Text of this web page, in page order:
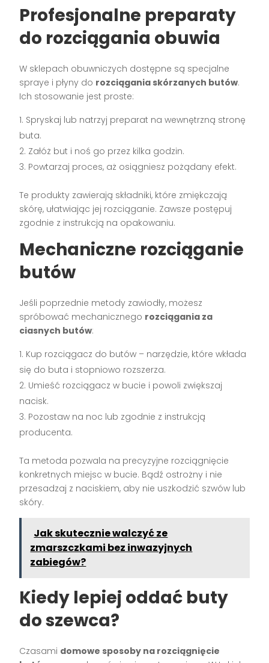
Profesjonalne preparaty
do rozciągania obuwia
W sklepach obuwniczych dostępne są specjalne
spraye i płyny do rozciągania skórzanych butów.
Ich stosowanie jest proste:
Spryskaj lub natrzyj preparat na wewnętrzną stronę
buta.
Załóż but i noś go przez kilka godzin.
Powtarzaj proces, aż osiągniesz pożądany efekt.
Te produkty zawierają składniki, które zmiękczają
skórę, ułatwiając jej rozciąganie. Zawsze postępuj
zgodnie z instrukcją na opakowaniu.
Mechaniczne rozciąganie
butów
Jeśli poprzednie metody zawiodły, możesz
spróbować mechanicznego rozciągania za
ciasnych butów:
Kup rozciągacz do butów – narzędzie, które wkłada
się do buta i stopniowo rozszerza.
Umieść rozciągacz w bucie i powoli zwiększaj
nacisk.
Pozostaw na noc lub zgodnie z instrukcją
producenta.
Ta metoda pozwala na precyzyjne rozciągnięcie
konkretnych miejsc w bucie. Bądź ostrożny i nie
przesadzaj z naciskiem, aby nie uszkodzić szwów lub
skóry.
Jak skutecznie walczyć ze
zmarszczkami bez inwazyjnych
zabiegów?
Kiedy lepiej oddać buty
do szewca?
Czasami domowe sposoby na rozciągnięcie